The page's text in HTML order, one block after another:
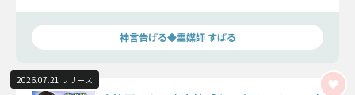
神言告げる◆霊媒師 すばる
2026.07.21 リリース